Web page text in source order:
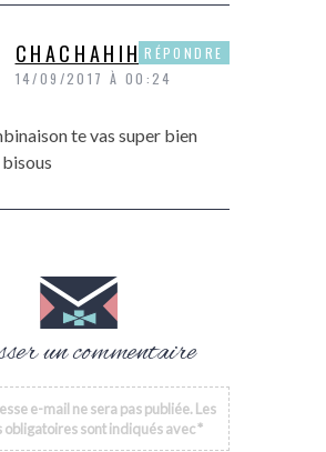
CHACHAHIHI
14/09/2017 À 00:24
te vas super bien
RÉPONDRE
un commentaire
e-mail ne sera pas publiée. Les
obligatoires sont indiqués avec*